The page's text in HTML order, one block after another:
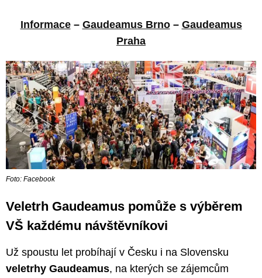
Informace– Gaudeamus Brno– Gaudeamus
Praha
Foto: Facebook
Veletrh Gaudeamus pomůže s výběrem
VŠ každému návštěvníkovi
Už spoustu let probíhají v Česku i na Slovensku
veletrhy Gaudeamus, na kterých se zájemcům